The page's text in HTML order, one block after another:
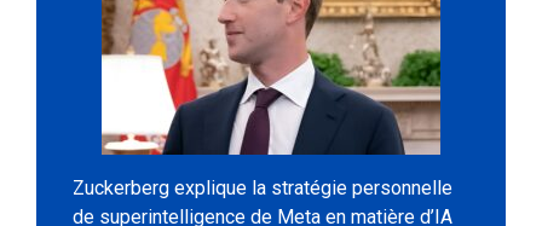
Zuckerberg explique la stratégie personnelle
de superintelligence de Meta en matière d’IA